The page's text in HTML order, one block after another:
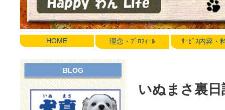
HOME 理念・ﾌﾟﾛﾌｨｰﾙ ｻｰﾋﾞｽ内容・
いぬまさ裏
BLOG